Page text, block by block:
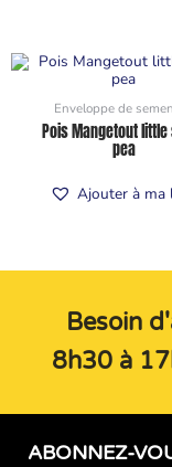
Enveloppe de
Pois Mangetout
pea
Ajouter à ma
Besoin
8h30 à
ABONNEZ-